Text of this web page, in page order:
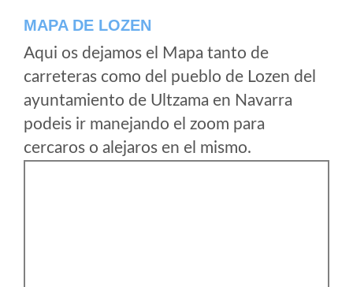
MAPA DE LOZEN
Aqui os dejamos el Mapa tanto de
carreteras como del pueblo de Lozen del
ayuntamiento de Ultzama en Navarra
podeis ir manejando el zoom para
cercaros o alejaros en el mismo.